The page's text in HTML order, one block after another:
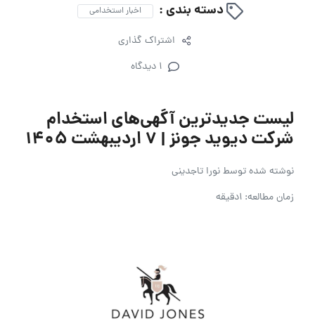
دسته بندی : اخبار استخدامی
اشتراک گذاری
1 دیدگاه
لیست جدیدترین آگهی‌های استخدام
شرکت دیوید جونز | 7 اردیبهشت 1405
نوشته شده توسطنورا تاجدینی
زمان مطالعه: 1دقیقه